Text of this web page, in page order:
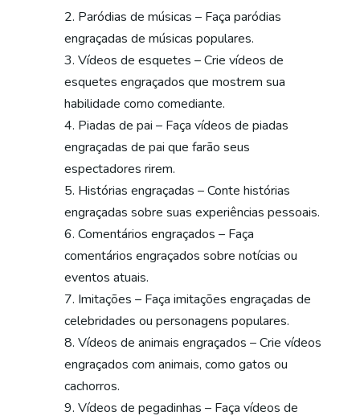
Paródias de músicas – Faça paródias
engraçadas de músicas populares.
Vídeos de esquetes – Crie vídeos de
esquetes engraçados que mostrem sua
habilidade como comediante.
Piadas de pai – Faça vídeos de piadas
engraçadas de pai que farão seus
espectadores rirem.
Histórias engraçadas – Conte histórias
engraçadas sobre suas experiências pessoais.
Comentários engraçados – Faça
comentários engraçados sobre notícias ou
eventos atuais.
Imitações – Faça imitações engraçadas de
celebridades ou personagens populares.
Vídeos de animais engraçados – Crie vídeos
engraçados com animais, como gatos ou
cachorros.
Vídeos de pegadinhas – Faça vídeos de